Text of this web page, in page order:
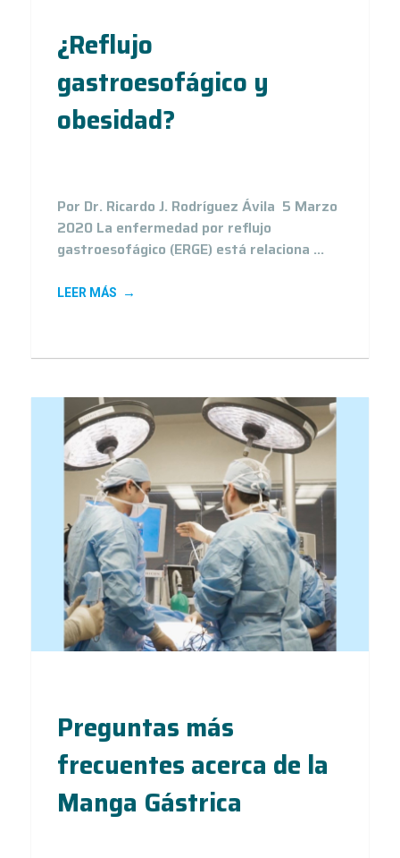
¿Reflujo
gastroesofágico y
obesidad?
Por Dr. Ricardo J. Rodríguez Ávila 5 Marzo
2020 La enfermedad por reflujo
gastroesofágico (ERGE) está relaciona ...
LEER MÁS
Preguntas más
frecuentes acerca de la
Manga Gástrica